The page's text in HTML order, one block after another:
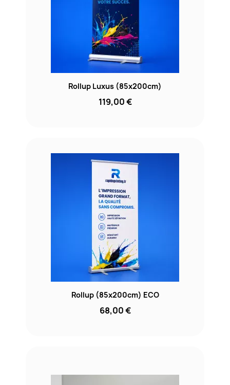
Rollup Luxus (85x200cm)
119,00 €
Rollup (85x200cm) ECO
68,00 €